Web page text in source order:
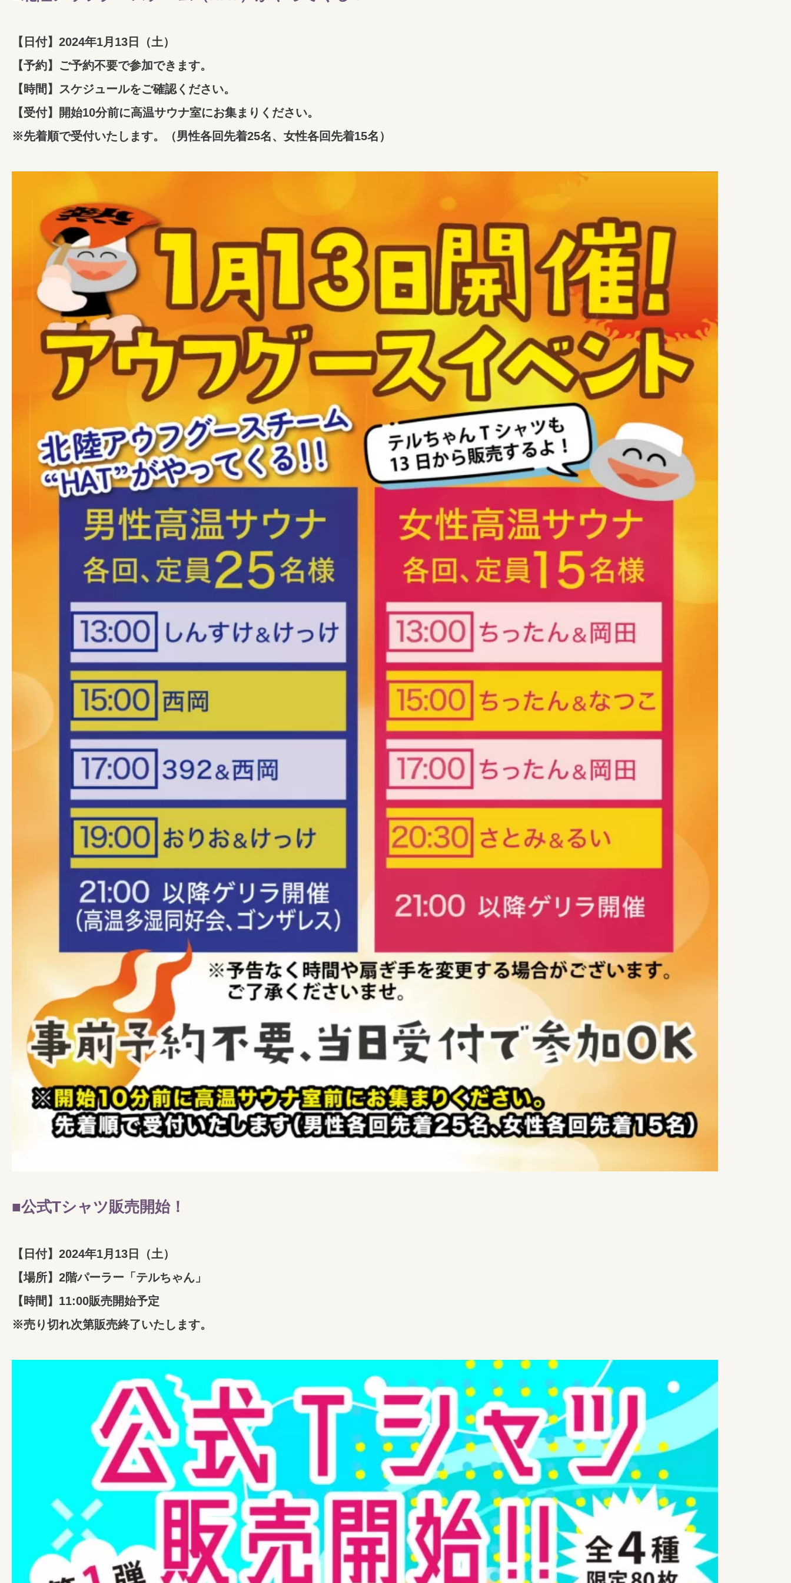
【日付】2024年1月13日（土）
【予約】ご予約不要で参加できます。
【時間】スケジュールをご確認ください。
【受付】開始10分前に高温サウナ室にお集まりください。
※先着順で受付いたします。（男性各回先着25名、女性各回先着15名）
■公式Tシャツ販売開始！
【日付】2024年1月13日（土）
【場所】2階パーラー「テルちゃん」
【時間】11:00販売開始予定
※売り切れ次第販売終了いたします。